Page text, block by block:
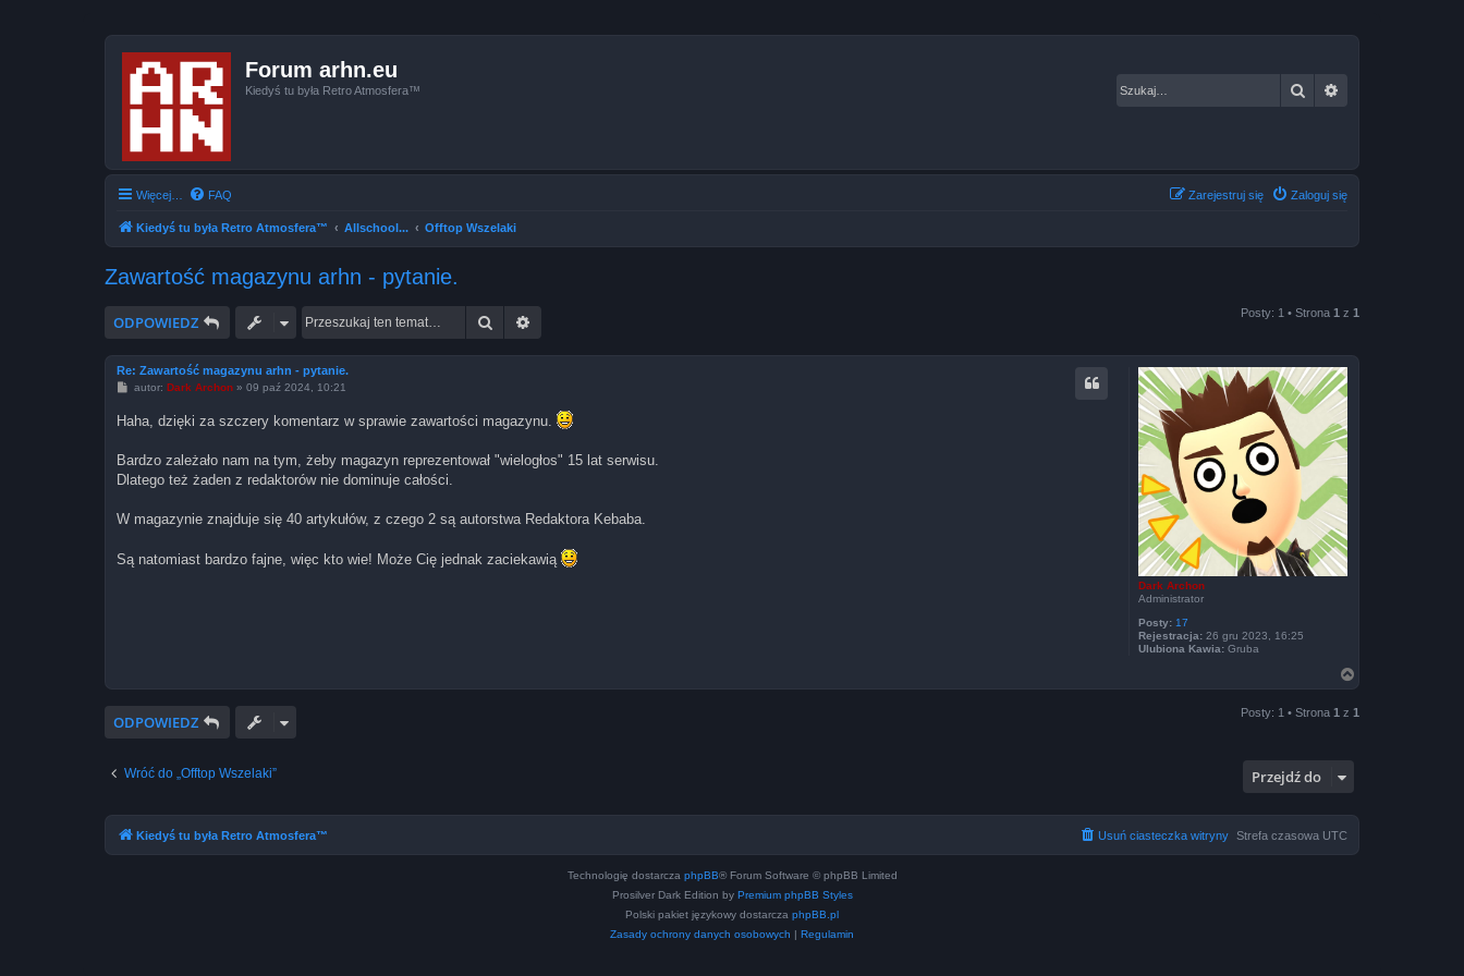
Forum arhn.eu
Kiedyś tu była Retro Atmosfera™ Szukaj
Więcej… FAQ Zaloguj się
Zarejestruj się
Kiedyś tu była Retro Atmosfera™ Allschool... Offtop Wszelaki
Zawartość magazynu arhn - pytanie.
ODPOWIEDZ Szukaj Posty: 1 • Strona 1 z 1
Dark Archon
Administrator
Posty: 17
Rejestracja: 26 gru 2023, 16:25
Ulubiona Kawia: Gruba
Re: Zawartość magazynu arhn - pytanie.
P
t
autor: Dark Archon» 09 paź 2024, 10:21
Haha, dzięki za szczery komentarz w sprawie zawartości magazynu.
Bardzo zależało nam na tym, żeby magazyn reprezentował "wielogłos" 15 lat serwisu.
Dlatego też żaden z redaktorów nie dominuje całości.
W magazynie znajduje się 40 artykułów, z czego 2 są autorstwa Redaktora Kebaba.
Są natomiast bardzo fajne, więc kto wie! Może Cię jednak zaciekawią
a
ó
ODPOWIEDZ Posty: 1 • Strona 1 z 1
Wróć do „Offtop Wszelaki” Przejdź do
Kiedyś tu była Retro Atmosfera™ Strefa czasowa UTC
Usuń ciasteczka witryny
Technologię dostarcza phpBB® Forum Software © phpBB Limited
Prosilver Dark Edition by Premium phpBB Styles
Polski pakiet językowy dostarcza phpBB.pl
Zasady ochrony danych osobowych | Regulamin